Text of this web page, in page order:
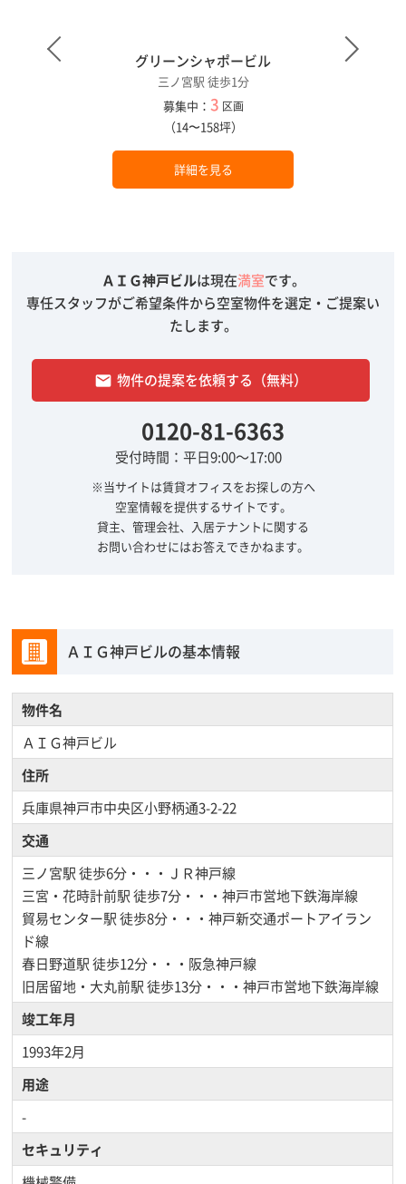
グリーンシャポービル
三ノ宮駅 徒歩1分
募集中： 3 区画
（14〜158坪）
詳細を見る
ＡＩＧ神戸ビルは現在満室です。
専任スタッフがご希望条件から空室物件を選定・ご提案い
たします。
email 物件の提案を依頼する（無料）
0120-81-6363
受付時間：平日9:00～17:00
※当サイトは賃貸オフィスをお探しの方へ
空室情報を提供するサイトです。
貸主、管理会社、入居テナントに関する
お問い合わせにはお答えできかねます。
ＡＩＧ神戸ビルの基本情報
物件名
ＡＩＧ神戸ビル
住所
兵庫県神戸市中央区小野柄通3-2-22
交通
三ノ宮駅徒歩6分・・・ＪＲ神戸線
三宮・花時計前駅徒歩7分・・・神戸市営地下鉄海岸線
貿易センター駅徒歩8分・・・神戸新交通ポートアイラン
ド線
春日野道駅徒歩12分・・・阪急神戸線
旧居留地・大丸前駅徒歩13分・・・神戸市営地下鉄海岸線
竣工年月
1993年2月
用途
-
セキュリティ